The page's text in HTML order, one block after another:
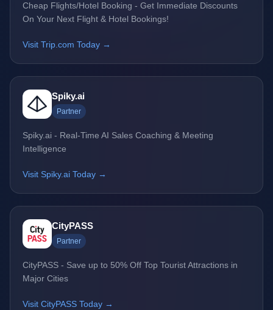
Cheap Flights/Hotel Booking - Get Immediate Discounts
On Your Next Flight & Hotel Bookings!
Visit Trip.com Today →
Spiky.ai
Partner
Spiky.ai - Real-Time AI Sales Coaching & Meeting
Intelligence
Visit Spiky.ai Today →
CityPASS
Partner
CityPASS - Save up to 50% Off Top Tourist Attractions in
Major Cities
Visit CityPASS Today →